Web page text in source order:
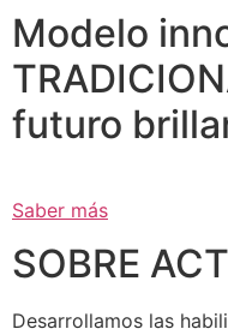
Modelo
futuro
Saber más
SOBRE
Desarrollamos las